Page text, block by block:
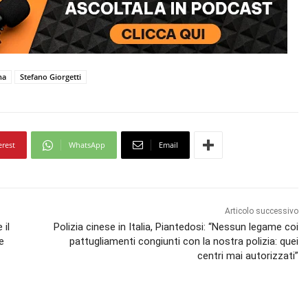
Stefano Giorgetti
WhatsApp Email
il
Articolo successivo
Polizia cinese in Italia, Piantedosi: “Nessun legame coi
pattugliamenti congiunti con la nostra polizia: quei
centri mai autorizzati”